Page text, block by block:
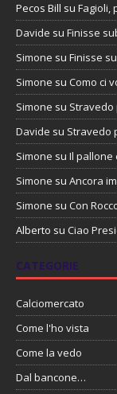
Pecos Bill su Fagioli,
Davide su Finisse
Simone su Finisse
Simone su Como ci
Simone su Stravedo
Davide su Stravedo
Simone su Il pallone
Simone su Ancora
Simone su Con
Alberto su Ciao
CATEGORIE
Calciomercato
Come l'ho vista
Come la vedo
Dal bancone…